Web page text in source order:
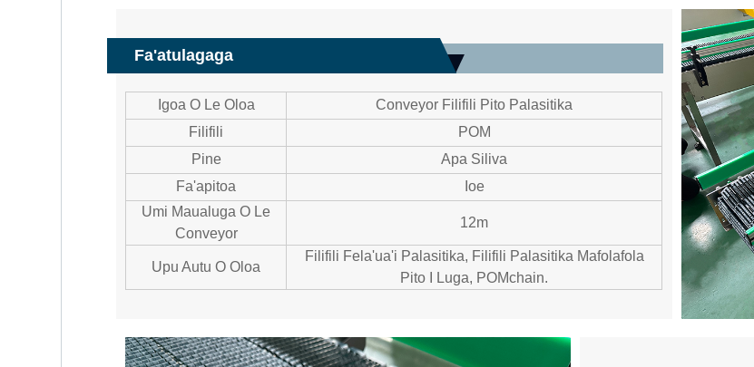
Fa'atulagaga
Igoa O Le Oloa
Conveyor Filifili Pito Palasitika
Filifili
POM
Pine
Apa Siliva
Fa'apitoa
Ioe
Umi Maualuga O Le
Conveyor
12m
Upu Autu O Oloa
Filifili Fela'ua'i Palasitika, Filifili Palasitika Mafolafola
Pito I Luga, POMchain.